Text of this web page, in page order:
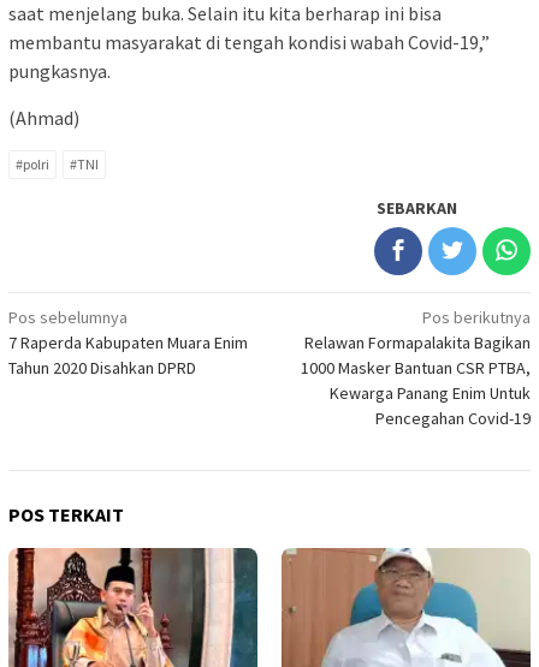
saat menjelang buka. Selain itu kita berharap ini bisa
membantu masyarakat di tengah kondisi wabah Covid-19,”
pungkasnya.
(Ahmad)
#polri #TNI
SEBARKAN
Navigasi
pos
Pos sebelumnya
7 Raperda Kabupaten Muara Enim
Tahun 2020 Disahkan DPRD
Pos berikutnya
Relawan Formapalakita Bagikan
1000 Masker Bantuan CSR PTBA,
Kewarga Panang Enim Untuk
Pencegahan Covid-19
POS TERKAIT